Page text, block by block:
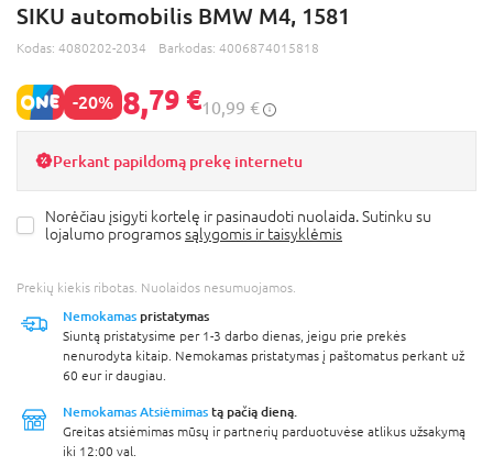
SIKU automobilis BMW M4, 1581
Kodas: 4080202-2034 Barkodas: 4006874015818
-20% 8,79 €10,99 €
Perkant papildomą prekę internetu
Norėčiau įsigyti kortelę ir pasinaudoti nuolaida. Sutinku su
lojalumo programossąlygomis ir taisyklėmis
Prekių kiekis ribotas. Nuolaidos nesumuojamos.
Nemokamas pristatymas
Siuntą pristatysime per 1-3 darbo dienas, jeigu prie prekės
nenurodyta kitaip. Nemokamas pristatymas į paštomatus perkant už
60 eur ir daugiau.
Nemokamas Atsiėmimas tą pačią dieną.
Greitas atsiėmimas mūsų ir partnerių parduotuvėse atlikus užsakymą
iki 12:00 val.